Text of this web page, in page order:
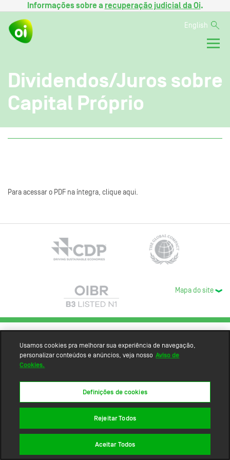
Informações sobre a recuperação judicial da Oi.
English
Dividendos/Juros sobre
Capital Próprio
Para acessar o PDF na íntegra, clique aqui.
Mapa do site
Usamos cookies pra melhorar sua experiência de navegação,
personalizar conteúdos e anúncios, veja nosso Aviso de
Cookies.
Definições de cookies
Rejeitar Todos
Aceitar Todos